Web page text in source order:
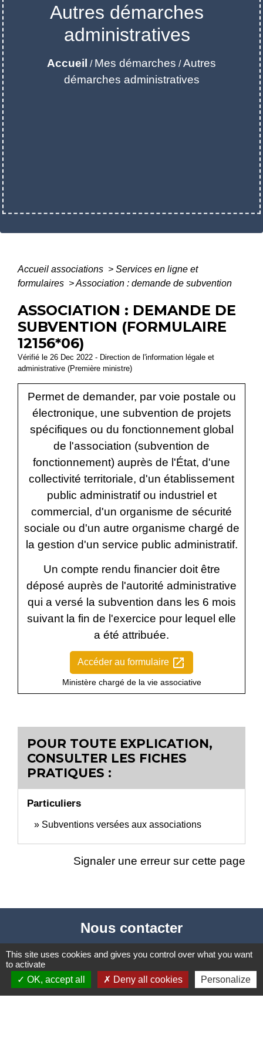
Autres démarches
administratives
Accueil / Mes démarches /Autres
démarches administratives
Accueil associations > Services en ligne et
formulaires >Association : demande de subvention
ASSOCIATION : DEMANDE DE
SUBVENTION (FORMULAIRE
12156*06)
Vérifié le 26 Dec 2022 - Direction de l'information légale et
administrative (Première ministre)
Permet de demander, par voie postale ou
électronique, une subvention de projets
spécifiques ou du fonctionnement global
de l'association (subvention de
fonctionnement) auprès de l'État, d'une
collectivité territoriale, d'un établissement
public administratif ou industriel et
commercial, d'un organisme de sécurité
sociale ou d'un autre organisme chargé de
la gestion d'un service public administratif.
Un compte rendu financier doit être
déposé auprès de l'autorité administrative
qui a versé la subvention dans les 6 mois
suivant la fin de l'exercice pour lequel elle
a été attribuée.
Accéder au formulaire open_in_new
Ministère chargé de la vie associative
POUR TOUTE EXPLICATION,
CONSULTER LES FICHES
PRATIQUES :
Particuliers
Subventions versées aux associations
Signaler une erreur sur cette page
Nous contacter
Commune de Puylaurens
81700 Puylaurens - FRANCE
+33 5 63 75 00 18
This site uses cookies and gives you control over what you want
to activate
OK, accept all
Deny all cookies Personalize